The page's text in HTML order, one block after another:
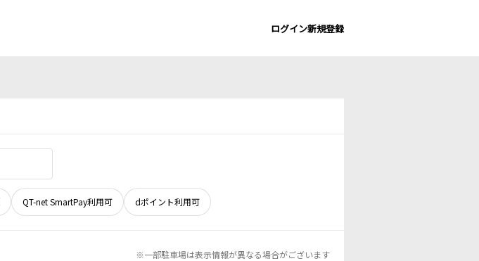
ログイン新規登録
QT-net SmartPay利用可 dポイント利用可
※一部駐車場は表示情報が異なる場合がございます